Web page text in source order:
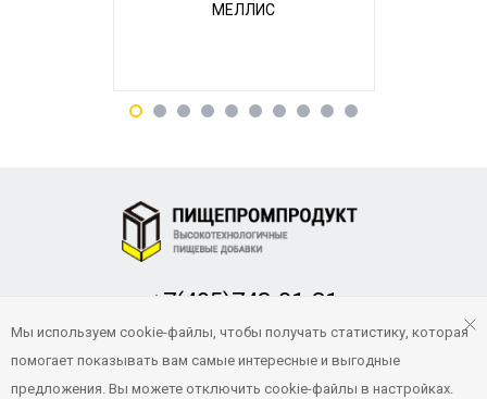
МЕЛЛИС
+7(495)748-01-31
Заказать обратный звонок
Мы используем cookie-файлы, чтобы получать статистику, которая
помогает показывать вам самые интересные и выгодные
предложения. Вы можете отключить cookie-файлы в настройках.